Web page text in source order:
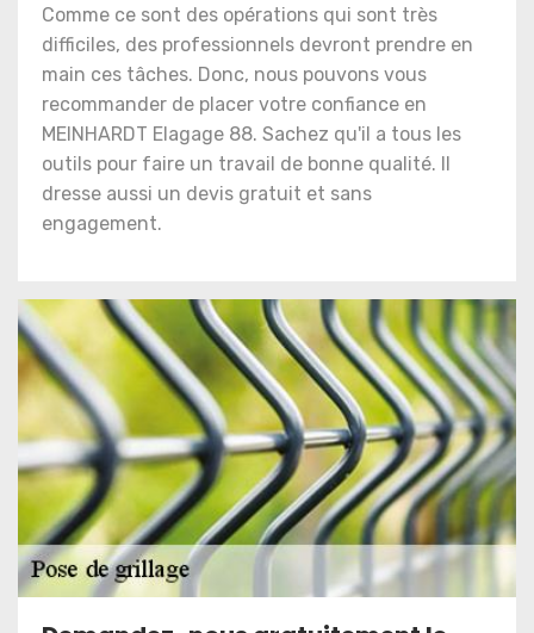
Comme ce sont des opérations qui sont très
difficiles, des professionnels devront prendre en
main ces tâches. Donc, nous pouvons vous
recommander de placer votre confiance en
MEINHARDT Elagage 88. Sachez qu'il a tous les
outils pour faire un travail de bonne qualité. Il
dresse aussi un devis gratuit et sans
engagement.